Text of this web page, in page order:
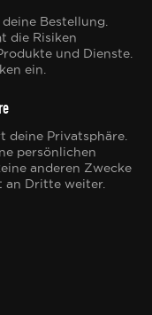
Bestellung.
die Risiken
und Dienste.
ein.
deine Privatsphäre.
persönlichen
anderen Zwecke
an Dritte weiter.